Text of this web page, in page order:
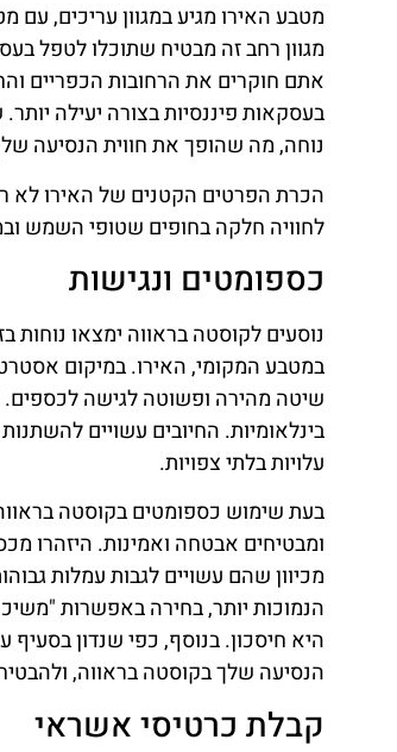
מטבע האירו מגיע במגוון עריכים, עם
מגוון רחב זה מבטיח שתוכלו לטפל
אתם חוקרים את הרחובות הכפריים
בעסקאות פיננסיות בצורה יעילה
נוחה, מה שהופך את חווית הנסיעה
הכרת הפרטים הקטנים של האירו לא
לחוויה חלקה בחופים שטופי השמש
כספומטים ונגישות
נוסעים לקוסטה בראווה ימצאו
במטבע המקומי, האירו. במיקום
שיטה מהירה ופשוטה לגישה לכספים.
בינלאומיות. החיובים עשויים
עלויות בלתי צפויות.
בעת שימוש כספומטים בקוסטה
ומבטיחים אבטחה ואמינות. היזהרו
מכיוון שהם עשויים לגבות עמלות
הנמוכות יותר, בחירה באפשרות
היא חיסכון. בנוסף, כפי שנדון
הנסיעה שלך בקוסטה בראווה,
קבלת כרטיסי אשראי